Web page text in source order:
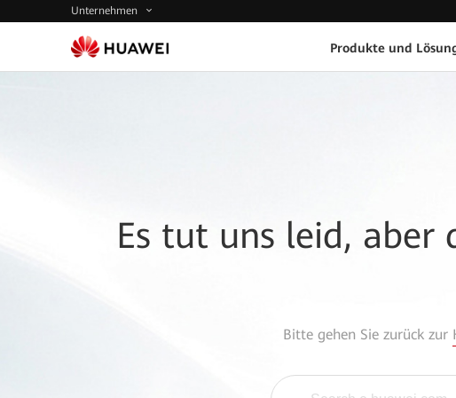
Unternehmen
Produkte und
Es tut uns leid, aber
Bitte gehen Sie zurück zur